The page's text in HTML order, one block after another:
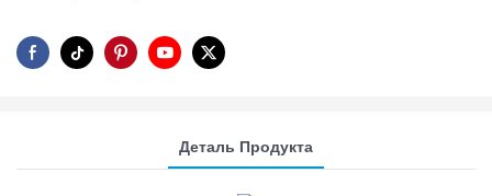
Деталь Продукта